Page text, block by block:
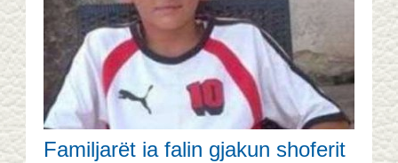
Familjarët ia falin gjakun shoferit